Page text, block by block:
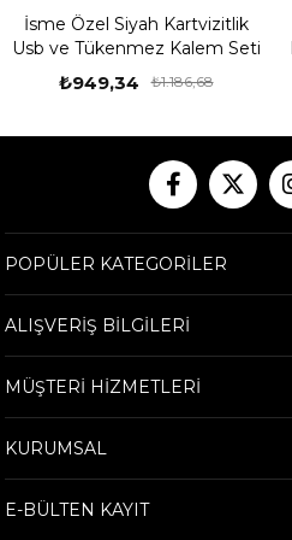
İsme Özel Siyah Kartvizitlik
Usb ve Tükenmez Kalem Seti
₺949,34 ₺1.186,68
POPÜLER KATEGORİLER
ALIŞVERİŞ BİLGİLERİ
MÜŞTERİ HİZMETLERİ
KURUMSAL
E-BÜLTEN KAYIT